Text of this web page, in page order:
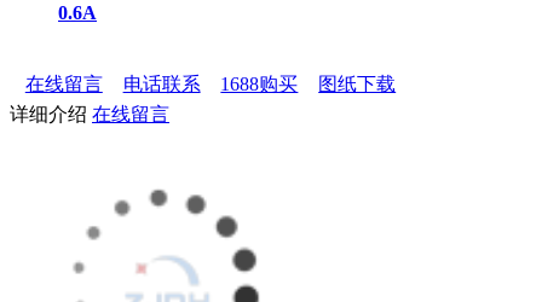
0.6A
在线留言 电话联系 1688购买
图纸下载
详细介绍 在线留言